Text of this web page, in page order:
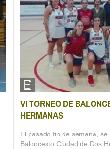
VI TORNEO DE
HERMANAS
El pasado fin de semana,
Baloncesto Ciudad de Dos